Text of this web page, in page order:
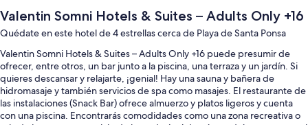
Valentin Somni Hotels & Suites – Adults Only +16
Quédate en este hotel de 4 estrellas cerca de Playa de Santa Ponsa
Valentin Somni Hotels & Suites – Adults Only +16 puede presumir de
ofrecer, entre otros, un bar junto a la piscina, una terraza y un jardín. Si
quieres descansar y relajarte, ¡genial! Hay una sauna y bañera de
hidromasaje y también servicios de spa como masajes. El restaurante de
las instalaciones (Snack Bar) ofrece almuerzo y platos ligeros y cuenta
con una piscina. Encontrarás comodidades como una zona recreativa o